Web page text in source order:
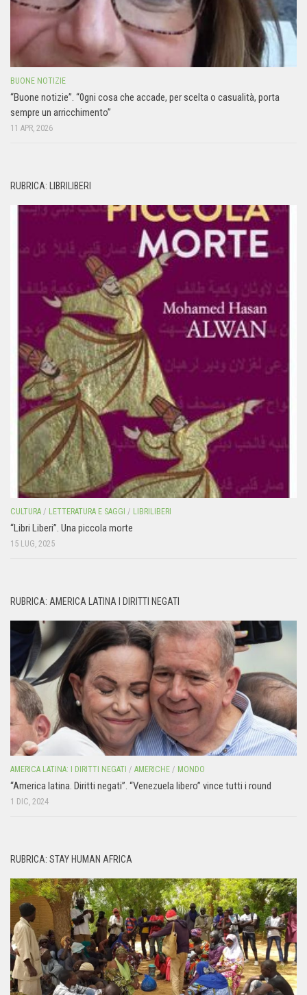
BUONE NOTIZIE
“Buone notizie”. “0gni cosa che accade, per scelta o casualità, porta
sempre un arricchimento”
11 APR, 2026
RUBRICA: LIBRILIBERI
CULTURA / LETTERATURA E SAGGI / LIBRILIBERI
“Libri Liberi”. Una piccola morte
15 LUG, 2025
RUBRICA: AMERICA LATINA I DIRITTI NEGATI
AMERICA LATINA: I DIRITTI NEGATI / AMERICHE / MONDO
“America latina. Diritti negati”. “Venezuela libero” vince tutti i round
1 DIC, 2024
RUBRICA: STAY HUMAN AFRICA